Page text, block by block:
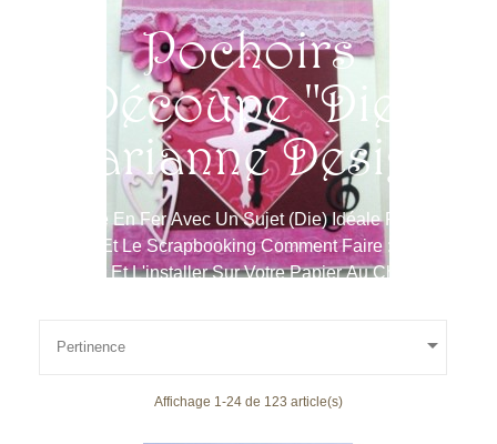
Pochoirs
Découpe "Die"
Marianne Design
Plaquette En Fer Avec Un Sujet (die) Idéale Pour La
Carterie Et Le Scrapbooking Comment Faire : Prendre
Votre Die Et L'installer Sur Votre Papier Au Choix, Le
Pertinence 
Affichage 1-24 de 123 article(s)